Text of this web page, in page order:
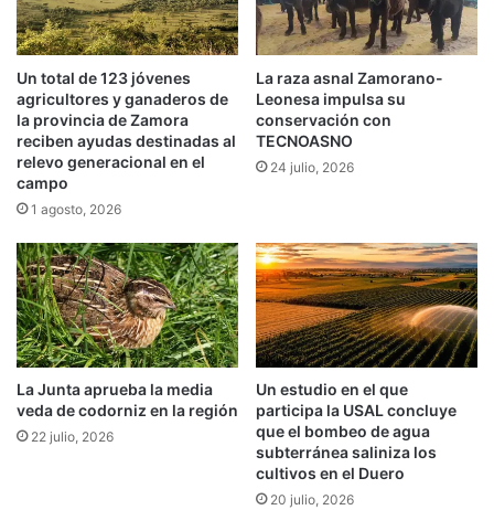
Un total de 123 jóvenes
agricultores y ganaderos de
la provincia de Zamora
reciben ayudas destinadas al
relevo generacional en el
campo
1 agosto, 2026
La raza asnal Zamorano-
Leonesa impulsa su
conservación con
TECNOASNO
24 julio, 2026
La Junta aprueba la media
veda de codorniz en la región
22 julio, 2026
Un estudio en el que
participa la USAL concluye
que el bombeo de agua
subterránea saliniza los
cultivos en el Duero
20 julio, 2026